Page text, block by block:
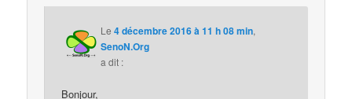
Le4 décembre 2016 à 11 h 08 min,
SenoN.Org
a dit :
Bonjour,